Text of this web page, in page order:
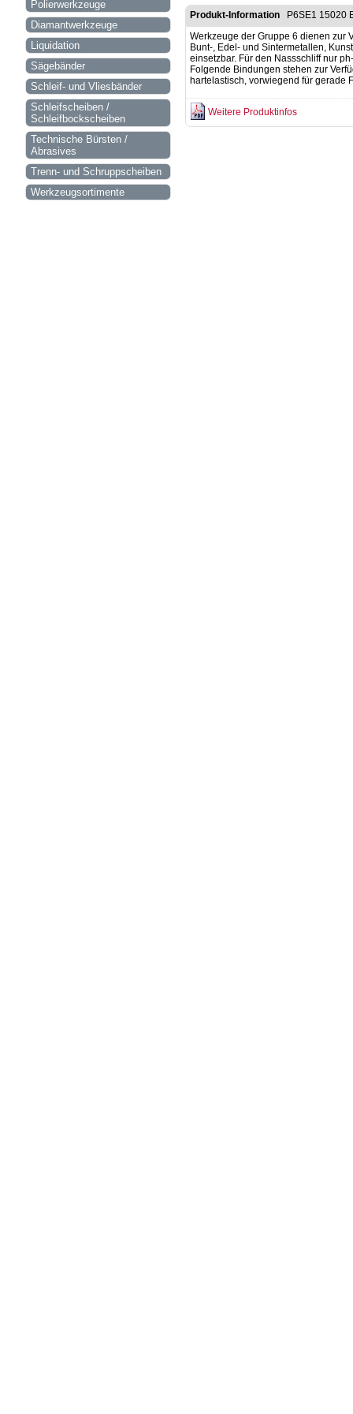
Polierwerkzeuge
Diamantwerkzeuge
Liquidation
Sägebänder
Schleif- und Vliesbänder
Schleifscheiben /
Schleifbockscheiben
Technische Bürsten /
Abrasives
Trenn- und Schruppscheiben
Werkzeugsortimente
Produkt-Information P6SE1 15020
Werkzeuge der Gruppe 6 dienen zur
Bunt-, Edel- und Sintermetallen,
einsetzbar. Für den Nassschliff nur
Folgende Bindungen stehen zur
hartelastisch, vorwiegend für gerade
Weitere Produktinfos